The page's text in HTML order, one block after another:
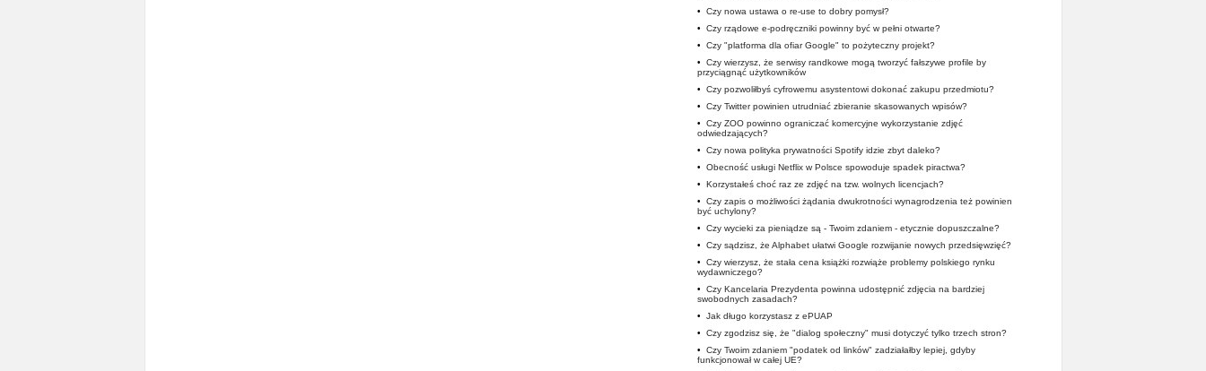
• Czy nowa ustawa o re-use to dobry pomysł?
• Czy rządowe e-podręczniki powinny być w pełni otwarte?
• Czy "platforma dla ofiar Google" to pożyteczny projekt?
• Czy wierzysz, że serwisy randkowe mogą tworzyć fałszywe profile by
przyciągnąć użytkowników
• Czy pozwoliłbyś cyfrowemu asystentowi dokonać zakupu przedmiotu?
• Czy Twitter powinien utrudniać zbieranie skasowanych wpisów?
• Czy ZOO powinno ograniczać komercyjne wykorzystanie zdjęć
odwiedzających?
• Czy nowa polityka prywatności Spotify idzie zbyt daleko?
• Obecność usługi Netflix w Polsce spowoduje spadek piractwa?
• Korzystałeś choć raz ze zdjęć na tzw. wolnych licencjach?
• Czy zapis o możliwości żądania dwukrotności wynagrodzenia też powinien
być uchylony?
• Czy wycieki za pieniądze są - Twoim zdaniem - etycznie dopuszczalne?
• Czy sądzisz, że Alphabet ułatwi Google rozwijanie nowych przedsięwzięć?
• Czy wierzysz, że stała cena książki rozwiąże problemy polskiego rynku
wydawniczego?
• Czy Kancelaria Prezydenta powinna udostępnić zdjęcia na bardziej
swobodnych zasadach?
• Jak długo korzystasz z ePUAP
• Czy zgodzisz się, że "dialog społeczny" musi dotyczyć tylko trzech stron?
• Czy Twoim zdaniem "podatek od linków" zadziałałby lepiej, gdyby
funkcjonował w całej UE?